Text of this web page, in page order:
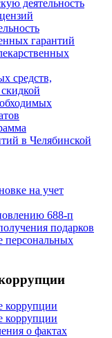
деятельность
гарантий
средств,
в Челябинской
на учет
688-п
подарков
персональных
коррупции
коррупции
о фактах